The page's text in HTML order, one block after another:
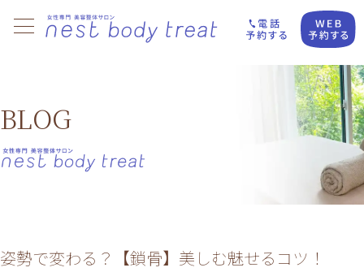
BLOG
姿勢で変わる？【鎖骨】美しむ魅せるコツ！